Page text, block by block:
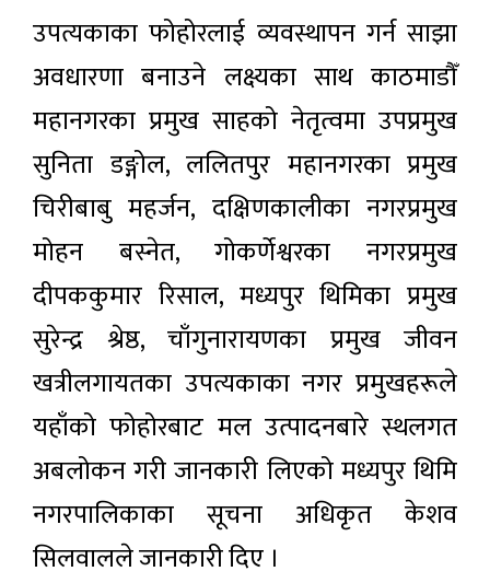
उपत्यकाका फोहोरलाई व्यवस्थापन गर्न साझा
अवधारणा बनाउने लक्ष्यका साथ काठमाडौँ
महानगरका प्रमुख साहको नेतृत्वमा उपप्रमुख
सुनिता डङ्गोल, ललितपुर महानगरका प्रमुख
चिरीबाबु महर्जन, दक्षिणकालीका नगरप्रमुख
मोहन बस्नेत, गोकर्णेश्वरका नगरप्रमुख
दीपककुमार रिसाल, मध्यपुर थिमिका प्रमुख
सुरेन्द्र श्रेष्ठ, चाँगुनारायणका प्रमुख जीवन
खत्रीलगायतका उपत्यकाका नगर प्रमुखहरूले
यहाँको फोहोरबाट मल उत्पादनबारे स्थलगत
अबलोकन गरी जानकारी लिएको मध्यपुर थिमि
नगरपालिकाका सूचना अधिकृत केशव
सिलवालले जानकारी दिए ।